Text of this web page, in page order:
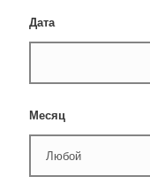
Дата
Месяц